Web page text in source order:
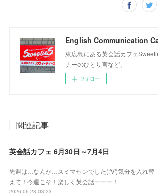
English Communication
東広島にある英会話カフェ
ナーのひとり言など。
フォロー
関連記事
英会話カフェ 6月30日～7月4日
先週は…なんか…スミマセンでした(;'∀')気分を入れ替
えて！今週こそ！楽しく英会話ーーー！
2026.06.28 03:23